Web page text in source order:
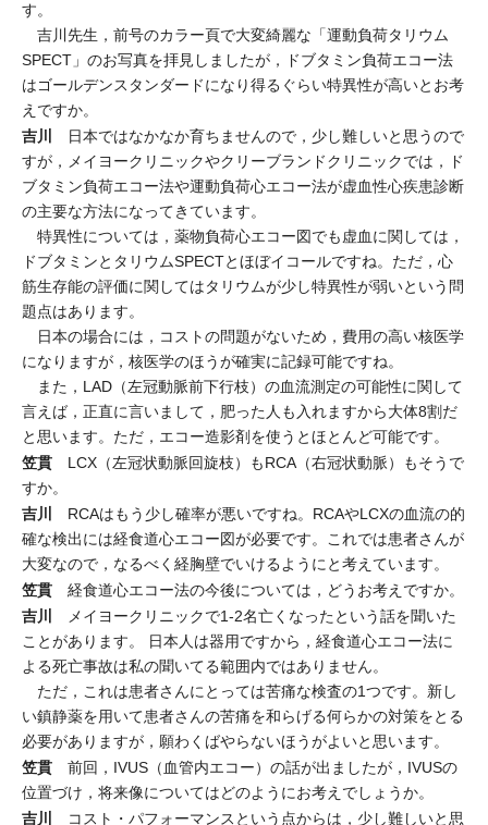
す。
吉川先生，前号のカラー頁で大変綺麗な「運動負荷タリウム
SPECT」のお写真を拝見しましたが，ドブタミン負荷エコー法
はゴールデンスタンダードになり得るぐらい特異性が高いとお考
えですか。
吉川 日本ではなかなか育ちませんので，少し難しいと思うので
すが，メイヨークリニックやクリーブランドクリニックでは，ド
ブタミン負荷エコー法や運動負荷心エコー法が虚血性心疾患診断
の主要な方法になってきています。
特異性については，薬物負荷心エコー図でも虚血に関しては，
ドブタミンとタリウムSPECTとほぼイコールですね。ただ，心
筋生存能の評価に関してはタリウムが少し特異性が弱いという問
題点はあります。
日本の場合には，コストの問題がないため，費用の高い核医学
になりますが，核医学のほうが確実に記録可能ですね。
また，LAD（左冠動脈前下行枝）の血流測定の可能性に関して
言えば，正直に言いまして，肥った人も入れますから大体8割だ
と思います。ただ，エコー造影剤を使うとほとんど可能です。
笠貫 LCX（左冠状動脈回旋枝）もRCA（右冠状動脈）もそうで
すか。
吉川 RCAはもう少し確率が悪いですね。RCAやLCXの血流の的
確な検出には経食道心エコー図が必要です。これでは患者さんが
大変なので，なるべく経胸壁でいけるようにと考えています。
笠貫 経食道心エコー法の今後については，どうお考えですか。
吉川 メイヨークリニックで1-2名亡くなったという話を聞いた
ことがあります。 日本人は器用ですから，経食道心エコー法に
よる死亡事故は私の聞いてる範囲内ではありません。
ただ，これは患者さんにとっては苦痛な検査の1つです。新し
い鎮静薬を用いて患者さんの苦痛を和らげる何らかの対策をとる
必要がありますが，願わくばやらないほうがよいと思います。
笠貫 前回，IVUS（血管内エコー）の話が出ましたが，IVUSの
位置づけ，将来像についてはどのようにお考えでしょうか。
吉川 コスト・パフォーマンスという点からは，少し難しいと思